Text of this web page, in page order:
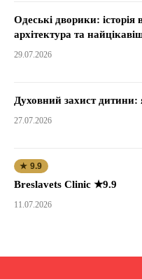
Одеські дворики:
архітектура та
29.07.2026
Духовний захист дитини:
27.07.2026
★ 9.9
Breslavets Clinic ★9.9
11.07.2026